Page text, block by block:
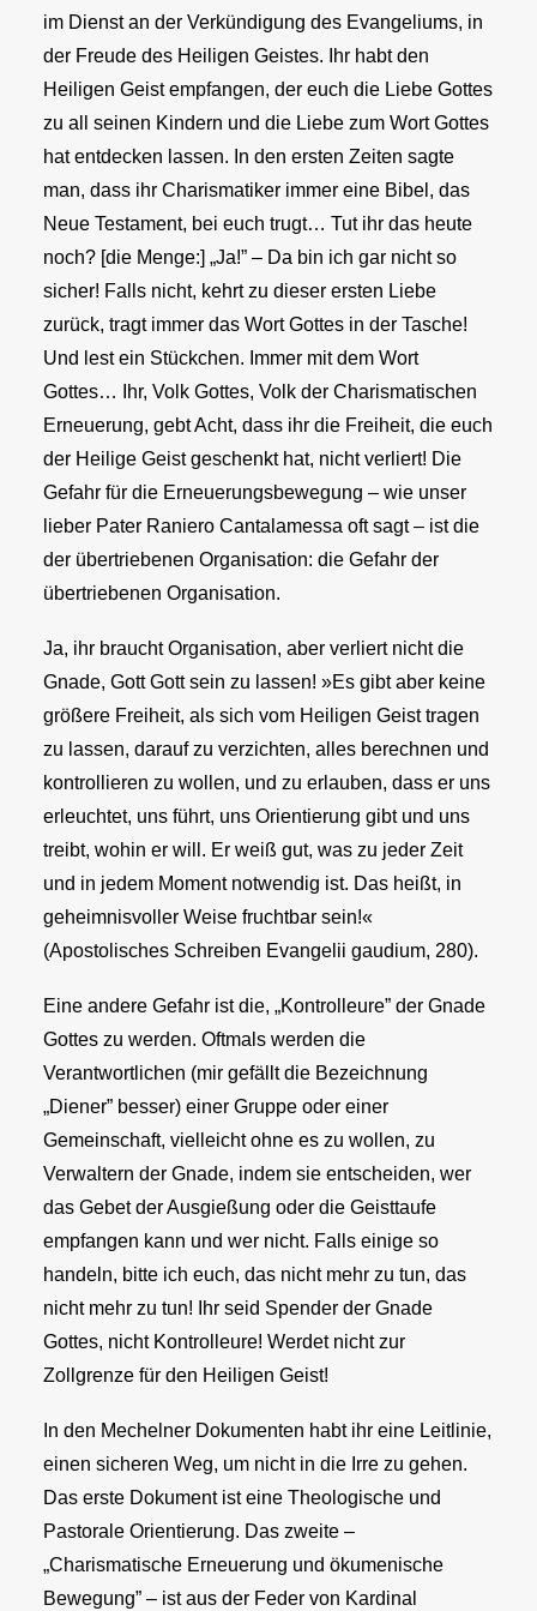
im Dienst an der Verkündigung des Evangeliums, in
der Freude des Heiligen Geistes. Ihr habt den
Heiligen Geist empfangen, der euch die Liebe Gottes
zu all seinen Kindern und die Liebe zum Wort Gottes
hat entdecken lassen. In den ersten Zeiten sagte
man, dass ihr Charismatiker immer eine Bibel, das
Neue Testament, bei euch trugt… Tut ihr das heute
noch? [die Menge:] „Ja!” – Da bin ich gar nicht so
sicher! Falls nicht, kehrt zu dieser ersten Liebe
zurück, tragt immer das Wort Gottes in der Tasche!
Und lest ein Stückchen. Immer mit dem Wort
Gottes… Ihr, Volk Gottes, Volk der Charismatischen
Erneuerung, gebt Acht, dass ihr die Freiheit, die euch
der Heilige Geist geschenkt hat, nicht verliert! Die
Gefahr für die Erneuerungsbewegung – wie unser
lieber Pater Raniero Cantalamessa oft sagt – ist die
der übertriebenen Organisation: die Gefahr der
übertriebenen Organisation.
Ja, ihr braucht Organisation, aber verliert nicht die
Gnade, Gott Gott sein zu lassen! »Es gibt aber keine
größere Freiheit, als sich vom Heiligen Geist tragen
zu lassen, darauf zu verzichten, alles berechnen und
kontrollieren zu wollen, und zu erlauben, dass er uns
erleuchtet, uns führt, uns Orientierung gibt und uns
treibt, wohin er will. Er weiß gut, was zu jeder Zeit
und in jedem Moment notwendig ist. Das heißt, in
geheimnisvoller Weise fruchtbar sein!«
(Apostolisches Schreiben Evangelii gaudium, 280).
Eine andere Gefahr ist die, „Kontrolleure” der Gnade
Gottes zu werden. Oftmals werden die
Verantwortlichen (mir gefällt die Bezeichnung
„Diener” besser) einer Gruppe oder einer
Gemeinschaft, vielleicht ohne es zu wollen, zu
Verwaltern der Gnade, indem sie entscheiden, wer
das Gebet der Ausgießung oder die Geisttaufe
empfangen kann und wer nicht. Falls einige so
handeln, bitte ich euch, das nicht mehr zu tun, das
nicht mehr zu tun! Ihr seid Spender der Gnade
Gottes, nicht Kontrolleure! Werdet nicht zur
Zollgrenze für den Heiligen Geist!
In den Mechelner Dokumenten habt ihr eine Leitlinie,
einen sicheren Weg, um nicht in die Irre zu gehen.
Das erste Dokument ist eine Theologische und
Pastorale Orientierung. Das zweite –
„Charismatische Erneuerung und ökumenische
Bewegung” – ist aus der Feder von Kardinal